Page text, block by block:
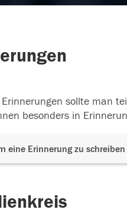
sollte man
besonders in
eine Erinnerung zu schreiben